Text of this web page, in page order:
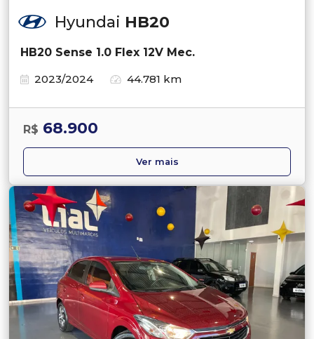
Hyundai HB20
HB20 Sense 1.0 Flex 12V Mec.
2023/2024
44.781 km
R$ 68.900
Ver mais